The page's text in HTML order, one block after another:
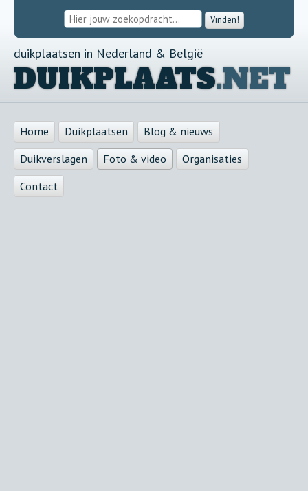
Vinden!
duikplaatsen in Nederland & België
DUIKPLAATS.NET
Home Duikplaatsen
Blog & nieuws
Duikverslagen
Foto & video
Organisaties
Contact